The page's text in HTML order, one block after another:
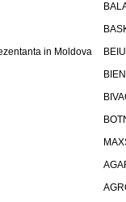
in Moldova